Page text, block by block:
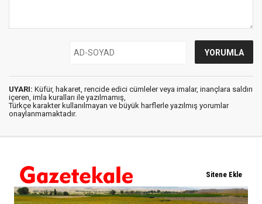
UYARI: Küfür, hakaret, rencide edici cümleler veya imalar, inançlara saldırı
içeren, imla kuralları ile yazılmamış,
Türkçe karakter kullanılmayan ve büyük harflerle yazılmış yorumlar
onaylanmamaktadır.